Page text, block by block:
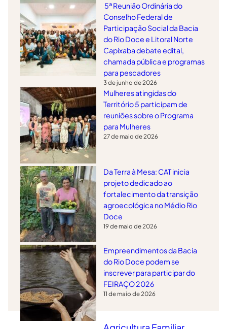
5ª Reunião Ordinária do
Conselho Federal de
Participação Social da Bacia
do Rio Doce e Litoral Norte
Capixaba debate edital,
chamada pública e programas
para pescadores
3 de junho de 2026
Mulheres atingidas do
Território 5 participam de
reuniões sobre o Programa
para Mulheres
27 de maio de 2026
Da Terra à Mesa: CAT inicia
projeto dedicado ao
fortalecimento da transição
agroecológica no Médio Rio
Doce
19 de maio de 2026
Empreendimentos da Bacia
do Rio Doce podem se
inscrever para participar do
FEIRAÇO 2026
11 de maio de 2026